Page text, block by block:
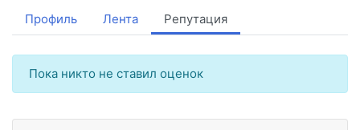
Профиль Лента Репутация
Пока никто не ставил оценок